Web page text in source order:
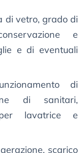
di vetro, grado di
e
e di eventuali
di
di sanitari,
lavatrice e
scarico